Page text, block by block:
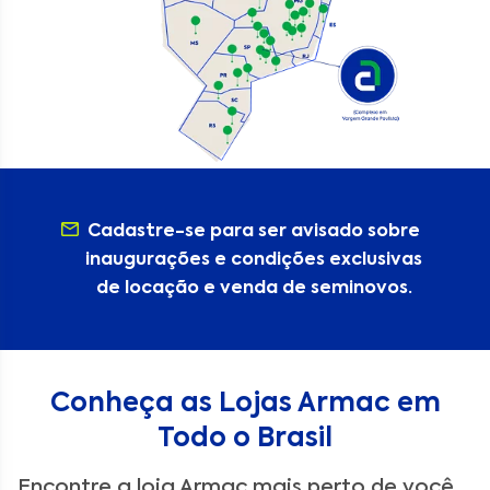
Cadastre-se para ser avisado sobre
inaugurações e condições exclusivas
de locação e venda de seminovos.
Conheça as Lojas Armac em
Todo o Brasil